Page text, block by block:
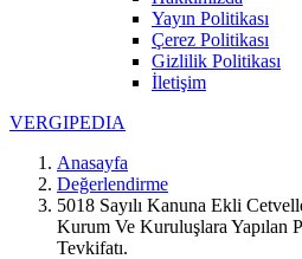
Yayın Politikası
Çerez Politikası
Gizlilik Politikası
İletişim
VERGIPEDIA
Anasayfa
Değerlendirme
5018 Sayılı Kanuna Ekli
Kurum Ve Kuruluşlara Yapılan
Tevkifatı.